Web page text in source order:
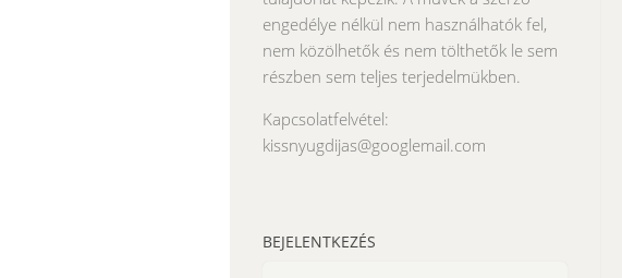
engedélye nélkül nem használhatók fel,
nem közölhetők és nem tölthetők le sem
részben sem teljes terjedelmükben.
Kapcsolatfelvétel:
kissnyugdijas@googlemail.com
BEJELENTKEZÉS